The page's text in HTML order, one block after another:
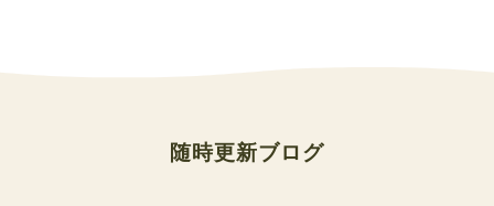
随時更新ブログ